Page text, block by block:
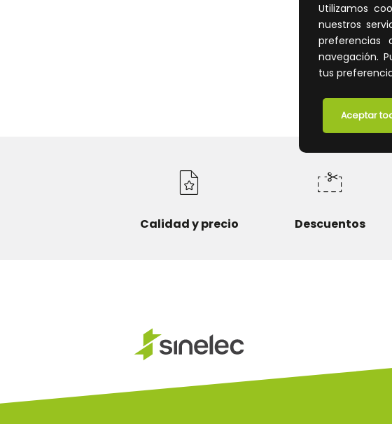
Utilizamos
nuestros
navegación.
tus
Aceptar
Salida
calderas,
Ø100).
FICHA
Calidad y precio Descuentos